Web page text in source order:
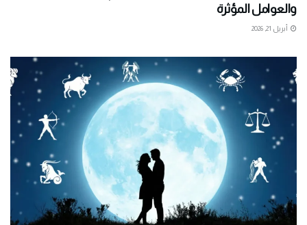
والعوامل المؤثرة
أبريل 21, 2026